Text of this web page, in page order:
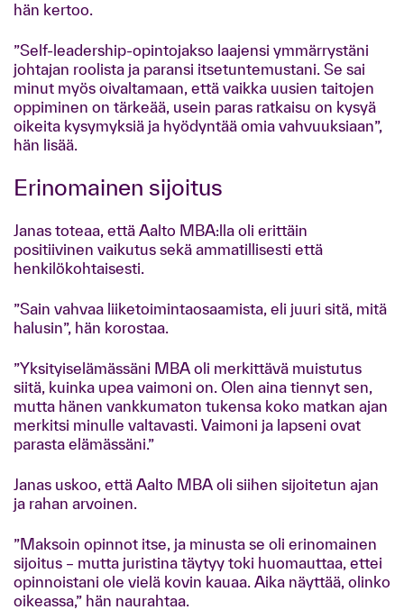
hän kertoo.
”Self-leadership-opintojakso laajensi ymmärrystäni
johtajan roolista ja paransi itsetuntemustani. Se sai
minut myös oivaltamaan, että vaikka uusien taitojen
oppiminen on tärkeää, usein paras ratkaisu on kysyä
oikeita kysymyksiä ja hyödyntää omia vahvuuksiaan”,
hän lisää.
Erinomainen sijoitus
Janas toteaa, että Aalto MBA:lla oli erittäin
positiivinen vaikutus sekä ammatillisesti että
henkilökohtaisesti.
”Sain vahvaa liiketoimintaosaamista, eli juuri sitä, mitä
halusin”, hän korostaa.
”Yksityiselämässäni MBA oli merkittävä muistutus
siitä, kuinka upea vaimoni on. Olen aina tiennyt sen,
mutta hänen vankkumaton tukensa koko matkan ajan
merkitsi minulle valtavasti. Vaimoni ja lapseni ovat
parasta elämässäni.”
Janas uskoo, että Aalto MBA oli siihen sijoitetun ajan
ja rahan arvoinen.
”Maksoin opinnot itse, ja minusta se oli erinomainen
sijoitus – mutta juristina täytyy toki huomauttaa, ettei
opinnoistani ole vielä kovin kauaa. Aika näyttää, olinko
oikeassa,” hän naurahtaa.